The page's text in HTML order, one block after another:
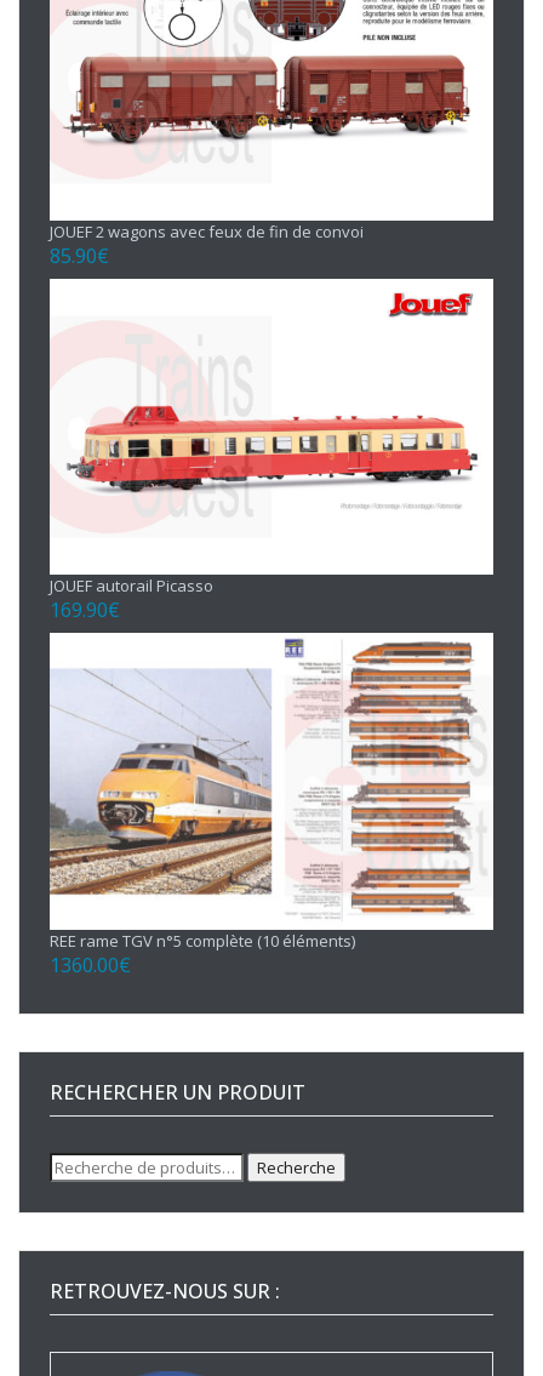
JOUEF 2 wagons avec feux de fin de convoi
85.90€
JOUEF autorail Picasso
169.90€
REE rame TGV n°5 complète (10 éléments)
1360.00€
RECHERCHER UN PRODUIT
Recherche
pour :
Recherche
RETROUVEZ-NOUS SUR :